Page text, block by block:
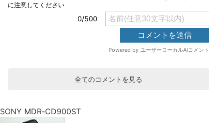
全てのコメントを見る
SONY MDR-CD900ST